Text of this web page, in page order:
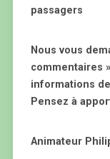
passagers
Nous vous
commentaires
informations
Pensez à
Animateur